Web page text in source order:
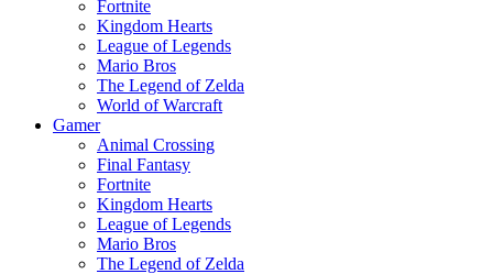
Fortnite
Kingdom Hearts
League of Legends
Mario Bros
The Legend of Zelda
World of Warcraft
Gamer
Animal Crossing
Final Fantasy
Fortnite
Kingdom Hearts
League of Legends
Mario Bros
The Legend of Zelda